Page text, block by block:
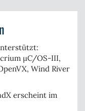
µC/OS-III,
, Wind River
erscheint im